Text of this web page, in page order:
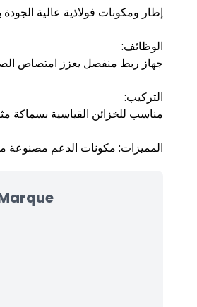
إطار ومكونات فولاذية عالية
الوظائف:
جهاز ربط منفصل يعزز امتصاص
التركيب:
مناسب للخزائن القياسية بسماكة مثالية
المميزات: مكونات الدعم مصنوعة